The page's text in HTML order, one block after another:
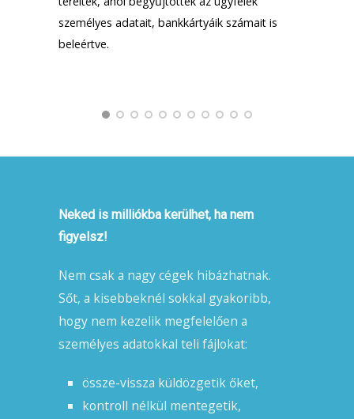
személyes adatait, bankkártyáik számait is
beleértve.
Neked is milliókba kerülhet, ha nem
figyelsz!
Nem csak a nagy cégek hibázhatnak.
Sőt, a kisebbeknél sokkal gyakoribb,
hogy nem kezelik megfelelően a
személyes adatokkal teli fájlokat:
össze-vissza küldözgetik őket,
kontroll nélkül mentegetik,